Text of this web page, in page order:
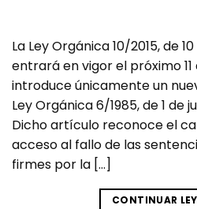
La Ley Orgánica 10/2015, de
entrará en vigor el próximo
introduce únicamente un
Ley Orgánica 6/1985, de 1 de
Dicho artículo reconoce el
acceso al fallo de las
firmes por la […]
CONTINUAR